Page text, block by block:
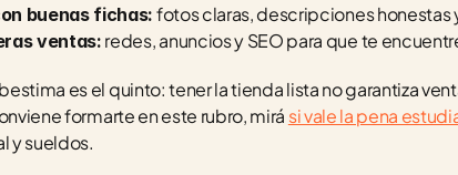
buenas fichas: fotos claras, descripciones honestas
ventas: redes, anuncios y SEO para que te
es el quinto: tener la tienda lista no garantiza
formarte en este rubro, mirá si vale la pena
y sueldos.